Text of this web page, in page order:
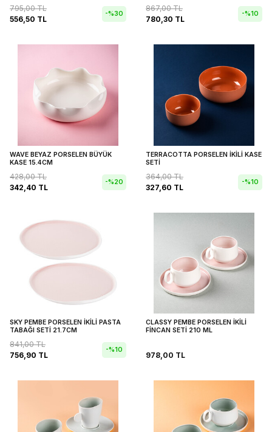
795,00TL
556,50 TL
-%30
867,00TL
780,30 TL
-%10
WAVE BEYAZ PORSELEN BÜYÜK
KASE 15.4CM
428,00TL
342,40 TL
-%20
TERRACOTTA PORSELEN İKİLİ KASE
SETİ
364,00TL
327,60 TL
-%10
SKY PEMBE PORSELEN İKİLİ PASTA
TABAĞI SETİ 21.7CM
841,00TL
756,90 TL
-%10
CLASSY PEMBE PORSELEN İKİLİ
FİNCAN SETİ 210 ML
978,00 TL